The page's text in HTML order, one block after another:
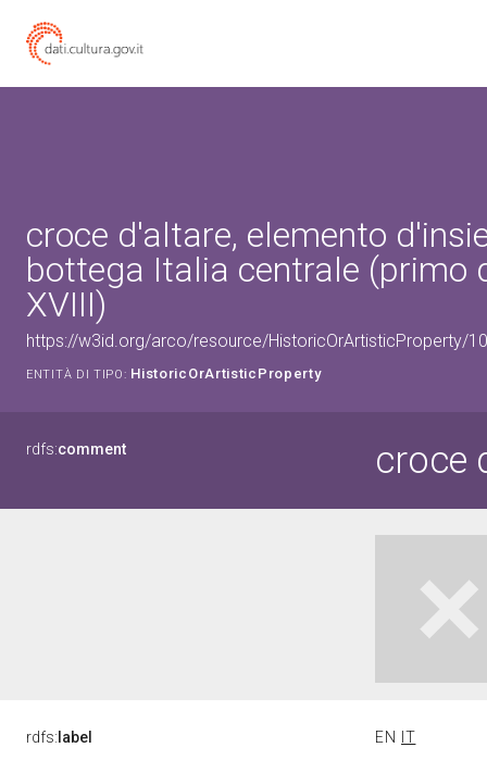
croce d'altare, elemento
bottega Italia centrale (primo
XVIII)
https://w3id.org/arco/resource/HistoricOrArtisticProperty/
ENTITÀ DI TIPO: HistoricOrArtisticProperty
rdfs:comment croce
rdfs: label EN IT